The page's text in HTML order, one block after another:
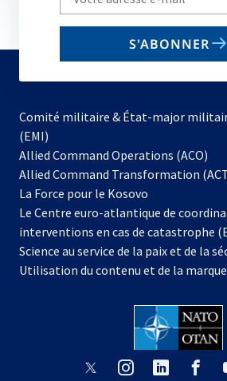
your
email
S'ABONNER
Comité militaire & État-major
(EMI)
Allied Command Operations (ACO)
Allied Command Transformation
La Force pour le Kosovo
dans
un
nouvel
onglet
Le Centre euro-atlantique de
interventions en cas de catastrophe
Science au service de la paix et de la
Utilisation du contenu et de la marque
s’ouvres’ouvres’ouvre